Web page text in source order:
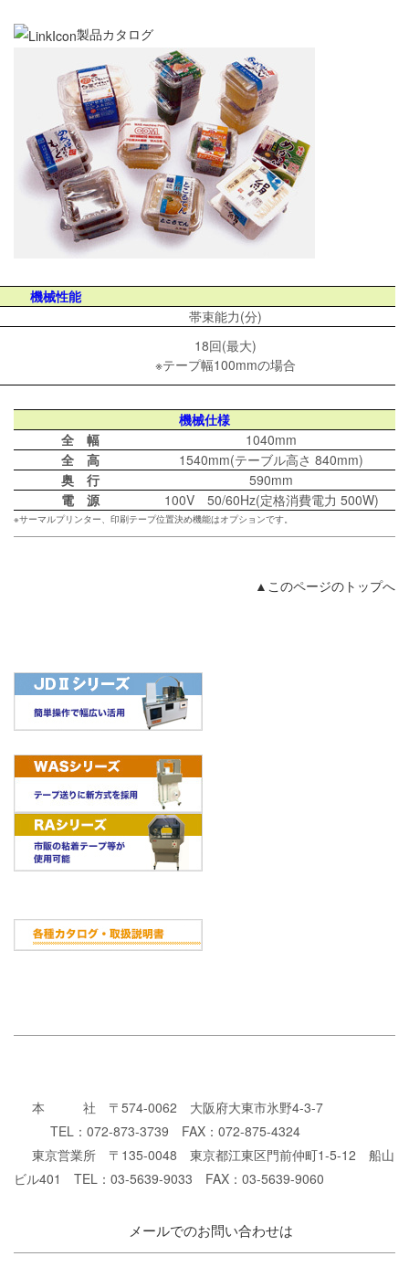
製品カタログ
機械性能
帯束能力(分)
18回(最大)
※テープ幅100mmの場合
機械仕様
全 幅
1040mm
全 高
1540mm(テーブル高さ 840mm)
奥 行
590mm
電 源
100V 50/60Hz(定格消費電力 500W)
※サーマルプリンター、印刷テープ位置決め機能はオプションです。
▲このページのトップへ
本 社 〒574-0062 大阪府大東市氷野4-3-7
TEL：072-873-3739 FAX：072-875-4324
東京営業所 〒135-0048 東京都江東区門前仲町1-5-12 船山
ビル401 TEL：03-5639-9033 FAX：03-5639-9060
メールでのお問い合わせは